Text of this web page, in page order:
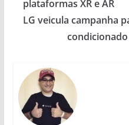
plataformas XR e AR
LG veicula campanha